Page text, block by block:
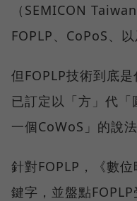
（SEMICON
FOPLP、CoPoS、
但FOPLP技術到底
已訂定以「方」代
一個CoWoS」的說
針對FOPLP，《數
鍵字，並盤點FOPLP